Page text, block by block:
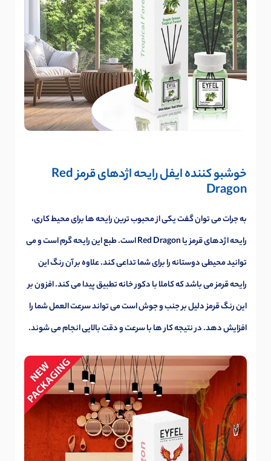
خوشبو کننده ایفل رایحه اژدهای قرمز Red
Dragon
به جرات می توان گفت یکی از محبوب ترین رایحه ها برای محیط کاری،
رایحه اژدهای قرمز یا Red Dragon است. طبع این رایحه گرم است و می
توانید محیطی دوستانه را برای شما تداعی کند. علاوه بر آن رنگ این
رایحه قرمز می باشد که کاملا با دکور خانه تطبیق پیدا می کند. افزون بر
این رنگ قرمز دلیل بر جنب و جوش است می تواند سرعت العمل شما را
افزایش دهد. در نتیجه کار ها با سرعت و دقت بالایی انجام می شوند.